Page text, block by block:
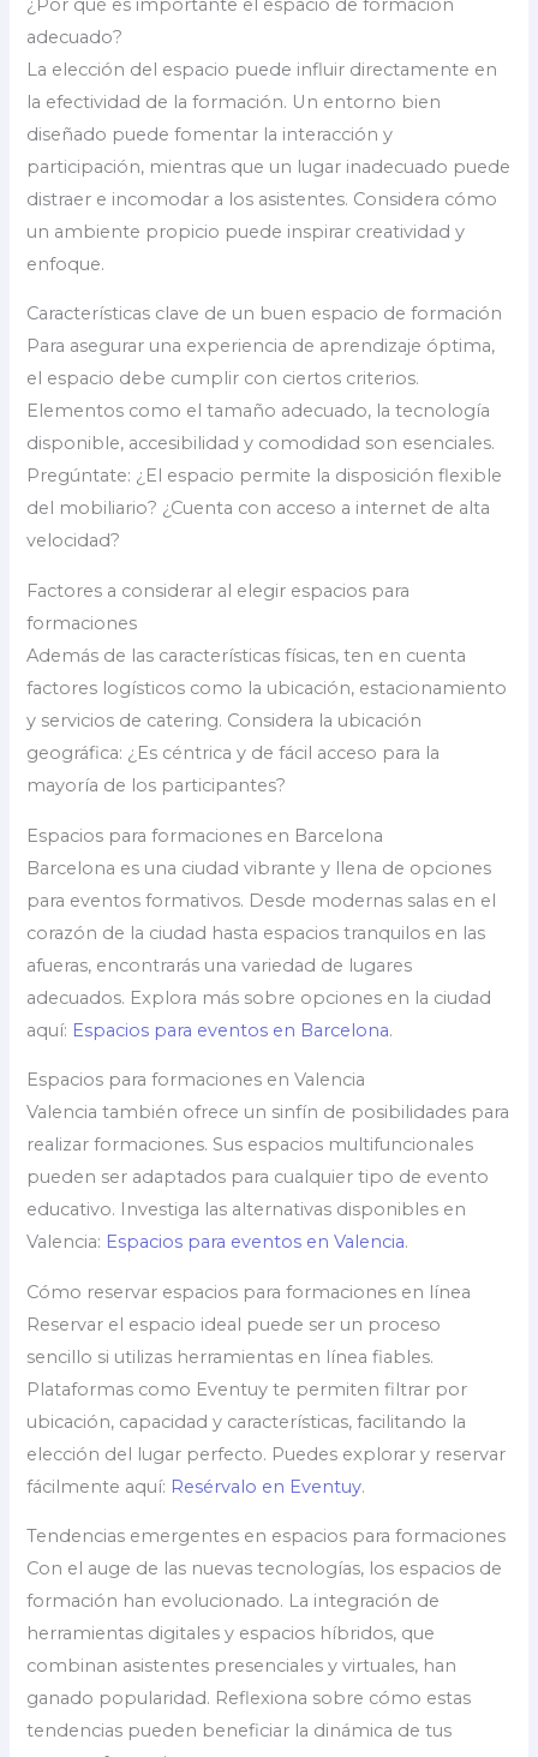
¿Por qué es importante el espacio de formación
adecuado?
La elección del espacio puede influir directamente en
la efectividad de la formación. Un entorno bien
diseñado puede fomentar la interacción y
participación, mientras que un lugar inadecuado puede
distraer e incomodar a los asistentes. Considera cómo
un ambiente propicio puede inspirar creatividad y
enfoque.
Características clave de un buen espacio de formación
Para asegurar una experiencia de aprendizaje óptima,
el espacio debe cumplir con ciertos criterios.
Elementos como el tamaño adecuado, la tecnología
disponible, accesibilidad y comodidad son esenciales.
Pregúntate: ¿El espacio permite la disposición flexible
del mobiliario? ¿Cuenta con acceso a internet de alta
velocidad?
Factores a considerar al elegir espacios para
formaciones
Además de las características físicas, ten en cuenta
factores logísticos como la ubicación, estacionamiento
y servicios de catering. Considera la ubicación
geográfica: ¿Es céntrica y de fácil acceso para la
mayoría de los participantes?
Espacios para formaciones en Barcelona
Barcelona es una ciudad vibrante y llena de opciones
para eventos formativos. Desde modernas salas en el
corazón de la ciudad hasta espacios tranquilos en las
afueras, encontrarás una variedad de lugares
adecuados. Explora más sobre opciones en la ciudad
aquí: Espacios para eventos en Barcelona.
Espacios para formaciones en Valencia
Valencia también ofrece un sinfín de posibilidades para
realizar formaciones. Sus espacios multifuncionales
pueden ser adaptados para cualquier tipo de evento
educativo. Investiga las alternativas disponibles en
Valencia: Espacios para eventos en Valencia.
Cómo reservar espacios para formaciones en línea
Reservar el espacio ideal puede ser un proceso
sencillo si utilizas herramientas en línea fiables.
Plataformas como Eventuy te permiten filtrar por
ubicación, capacidad y características, facilitando la
elección del lugar perfecto. Puedes explorar y reservar
fácilmente aquí: Resérvalo en Eventuy.
Tendencias emergentes en espacios para formaciones
Con el auge de las nuevas tecnologías, los espacios de
formación han evolucionado. La integración de
herramientas digitales y espacios híbridos, que
combinan asistentes presenciales y virtuales, han
ganado popularidad. Reflexiona sobre cómo estas
tendencias pueden beneficiar la dinámica de tus